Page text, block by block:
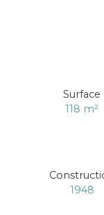
Surface
118 m²
1948